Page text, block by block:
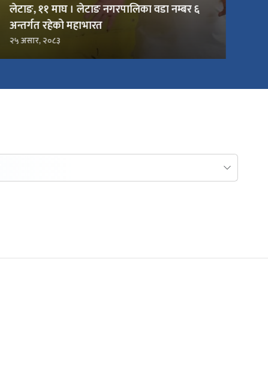
आ.ब. २०८२/०८३ को जनस्वास्थ्य कार्यक्रमहरूको
वार्षिक समीक्षा सम्पन्न
२० साउन, २०८३